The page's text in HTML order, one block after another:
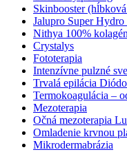
Skinbooster
Jalupro Super
Nithya 100%
Crystalys
Fototerapia
Intenzívne pulzné
Trvalá epilácia
Termokoagulácia –
Mezoterapia
Očná mezoterapia
Omladenie krvnou
Mikrodermabrázia